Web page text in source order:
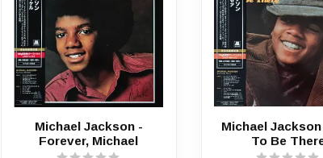
Michael Jackson -
Forever, Michael
Michael
To Be